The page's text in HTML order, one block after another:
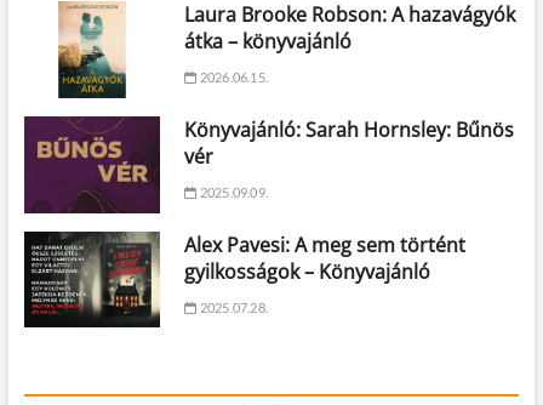
Laura Brooke Robson: A hazavágyók
átka – könyvajánló
2026.06.15.
Könyvajánló: Sarah Hornsley: Bűnös
vér
2025.09.09.
Alex Pavesi: A meg sem történt
gyilkosságok – Könyvajánló
2025.07.28.